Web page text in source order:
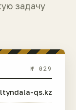
задачу
№ 029
qs.kz